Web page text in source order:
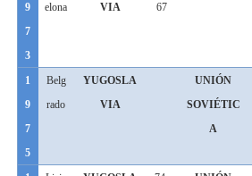
9
7
3
elona
VIA
67
1
9
7
5
Belg
rado
YUGOSLA
VIA
UNIÓN
SOVIÉTIC
A